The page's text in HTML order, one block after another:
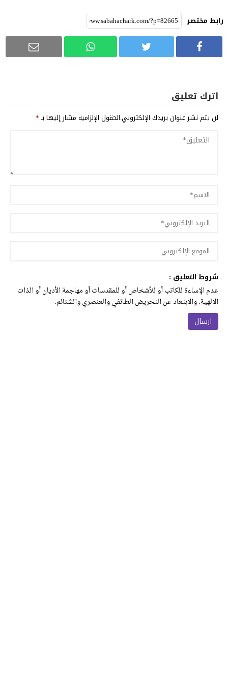
رابط مختصر
اترك تعليق
لن يتم نشر عنوان بريدك الإلكتروني.الحقول الإلزامية مشار إليها بـ*
شروط التعليق :
عدم الإساءة للكاتب أو للأشخاص أو للمقدسات أو مهاجمة الأديان أو الذات
الالهية. والابتعاد عن التحريض الطائفي والعنصري والشتائم.